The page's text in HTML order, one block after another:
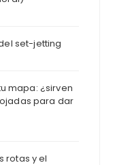
set-jetting
mapa: ¿sirven
para dar
rotas y el